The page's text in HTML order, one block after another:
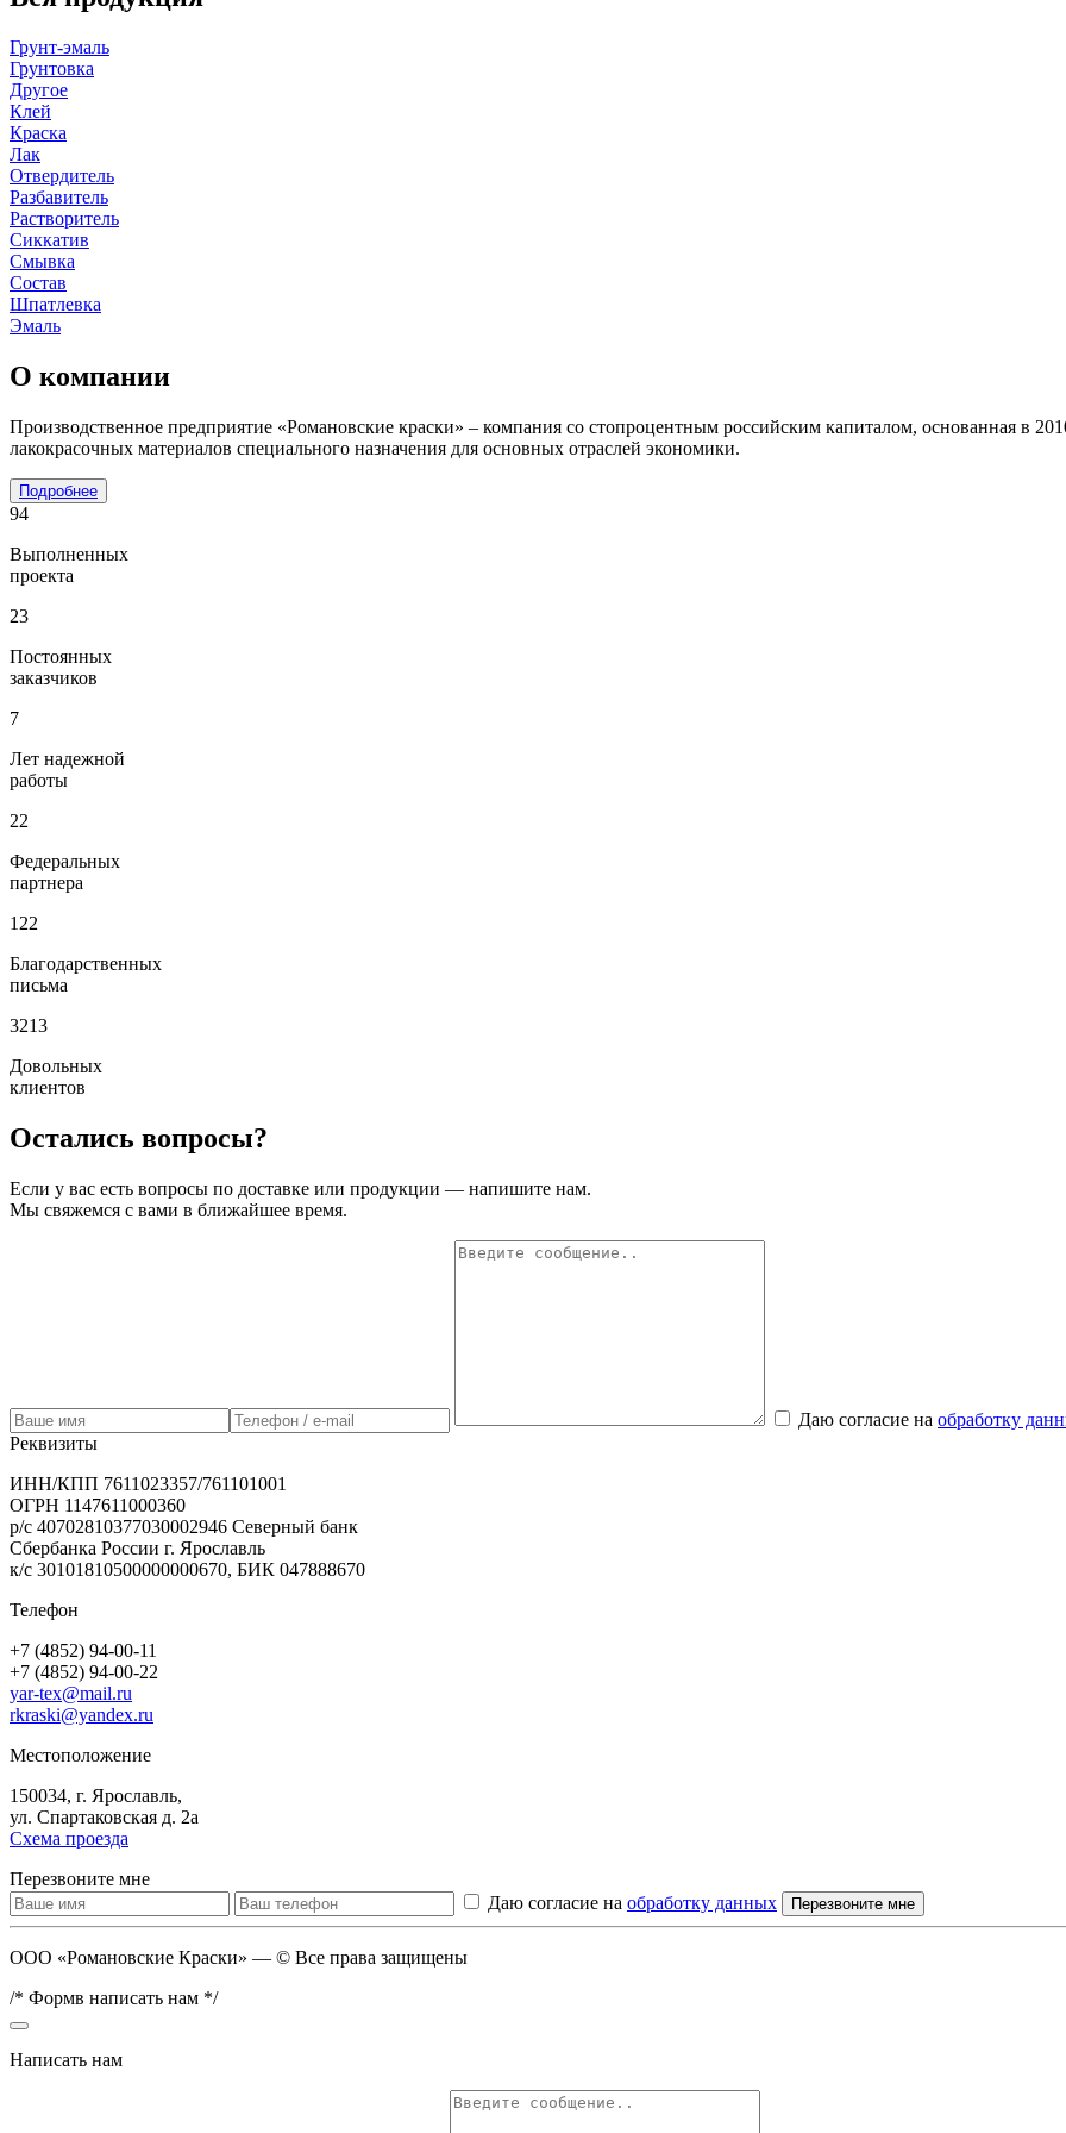
Грунт-эмаль
Грунтовка
Другое
Клей
Краска
Лак
Отвердитель
Разбавитель
Растворитель
Сиккатив
Смывка
Состав
Шпатлевка
Эмаль
О компании
Производственное предприятие «Романовские краски» – компания со стопроцентным российским капиталом, основанная в
лакокрасочных материалов специального назначения для основных отраслей экономики.
Подробнее
94
Выполненных
проекта
23
Постоянных
заказчиков
7
Лет надежной
работы
22
Федеральных
партнера
122
Благодарственных
письма
3213
Довольных
клиентов
Остались вопросы?
Если у вас есть вопросы по доставке или продукции — напишите нам.
Мы свяжемся с вами в ближайшее время.
Даю согласие на обработку
Реквизиты
ИНН/КПП 7611023357/761101001
ОГРН 1147611000360
р/с 40702810377030002946 Северный банк
Сбербанка России г. Ярославль
к/с 30101810500000000670, БИК 047888670
Телефон
+7 (4852) 94-00-11
+7 (4852) 94-00-22
yar-tex@mail.ru
rkraski@yandex.ru
Местоположение
150034, г. Ярославль,
ул. Спартаковская д. 2а
Схема проезда
Перезвоните мне
Даю согласие на обработку данных Перезвоните мне
ООО «Романовские Краски» — © Все права защищены
/* Формв написать нам */
Написать нам